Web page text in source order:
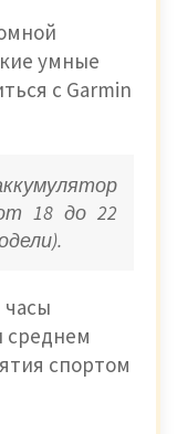
умные
с Garmin
18 до 22
среднем
спортом